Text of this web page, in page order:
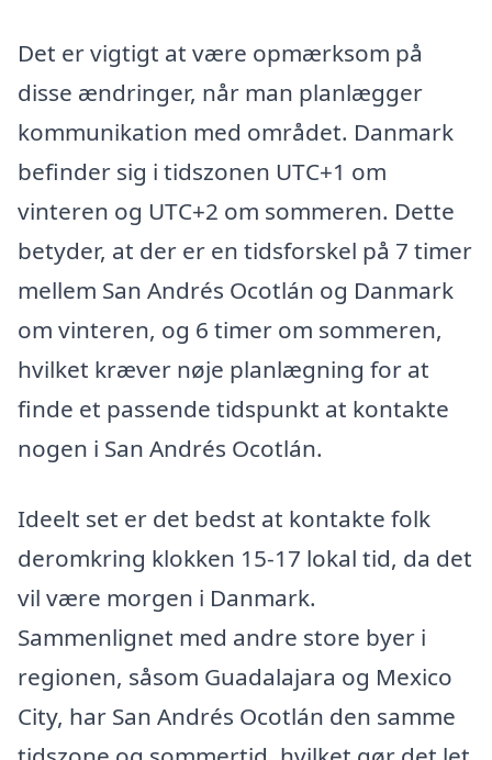
Det er vigtigt at være opmærksom på
disse ændringer, når man planlægger
kommunikation med området. Danmark
befinder sig i tidszonen UTC+1 om
vinteren og UTC+2 om sommeren. Dette
betyder, at der er en tidsforskel på 7 timer
mellem San Andrés Ocotlán og Danmark
om vinteren, og 6 timer om sommeren,
hvilket kræver nøje planlægning for at
finde et passende tidspunkt at kontakte
nogen i San Andrés Ocotlán.
Ideelt set er det bedst at kontakte folk
deromkring klokken 15-17 lokal tid, da det
vil være morgen i Danmark.
Sammenlignet med andre store byer i
regionen, såsom Guadalajara og Mexico
City, har San Andrés Ocotlán den samme